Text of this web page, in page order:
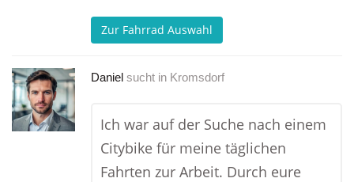
Zur Fahrrad Auswahl
Daniel sucht in Kromsdorf
Ich war auf der Suche nach einem
Citybike für meine täglichen
Fahrten zur Arbeit. Durch eure